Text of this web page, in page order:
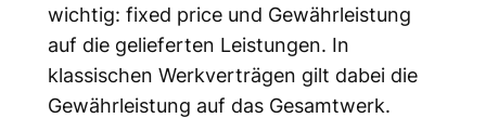
wichtig: fixed price und Gewährleistung
auf die gelieferten Leistungen. In
klassischen Werkverträgen gilt dabei die
Gewährleistung auf das Gesamtwerk.